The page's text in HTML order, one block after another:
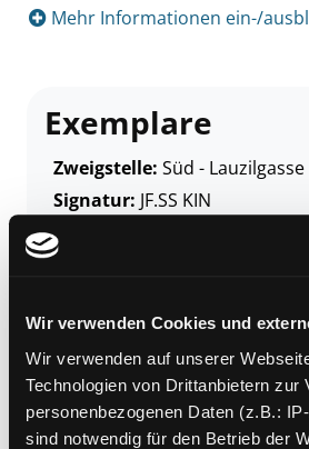
Wir verwenden Cookies und
Wir verwenden auf unserer
Technologien von Drittanbietern zur
personenbezogenen Daten (z.B.:
sind notwendig für den Betrieb der
Mehr Informationen ein-/
Exemplare
Zweigstelle: Süd - Lauzilgasse
Signatur: JF.SS KIN
Standort 2:
Mediengruppe:Kinderbuch
Frist:
Barcode: 2307SB02944
Standort 3: